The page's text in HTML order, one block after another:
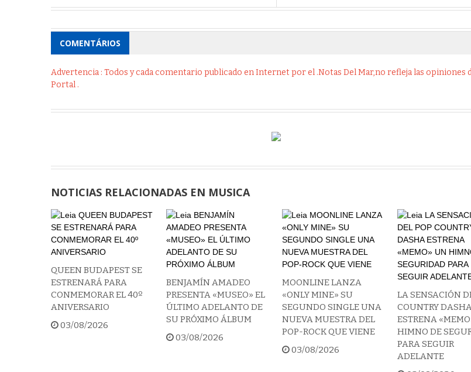
COMENTÁRIOS
Advertencia : Todos y cada comentario publicado en Internet por el .Notas Del Mar,no refleja las opiniones
Portal .
NOTICIAS RELACIONADAS EN MUSICA
QUEEN BUDAPEST SE
ESTRENARÁ PARA
CONMEMORAR EL 40º
ANIVERSARIO
03/08/2026
BENJAMÍN AMADEO
PRESENTA «MUSEO» EL
ÚLTIMO ADELANTO DE
SU PRÓXIMO ÁLBUM
03/08/2026
MOONLINE LANZA
«ONLY MINE» SU
SEGUNDO SINGLE UNA
NUEVA MUESTRA DEL
POP-ROCK QUE VIENE
03/08/2026
LA SENSACIÓN
COUNTRY
ESTRENA
HIMNO DE
PARA SEGUIR
ADELANTE